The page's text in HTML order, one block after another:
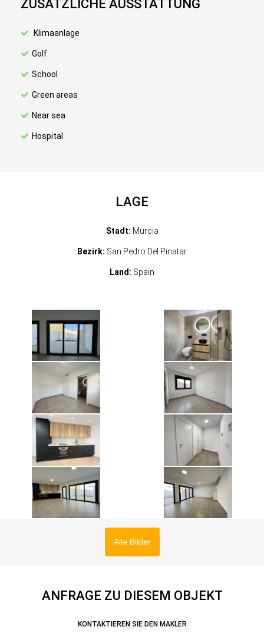
ZUSÄTZLICHE AUSSTATTUNG
Klimaanlage
Golf
School
Green areas
Near sea
Hospital
LAGE
Stadt: Murcia
Bezirk: San Pedro Del Pinatar
Land: Spain
Alle Bilder
ANFRAGE ZU DIESEM OBJEKT
KONTAKTIEREN SIE DEN MAKLER